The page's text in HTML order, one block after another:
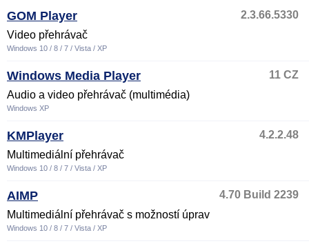
GOM Player
2.3.66.5330
Video přehrávač
Windows 10 / 8 / 7 / Vista / XP
Windows Media Player
11 CZ
Audio a video přehrávač (multimédia)
Windows XP
KMPlayer
4.2.2.48
Multimediální přehrávač
Windows 10 / 8 / 7 / Vista / XP
AIMP
4.70 Build 2239
Multimediální přehrávač s možností úprav
Windows 10 / 8 / 7 / Vista / XP